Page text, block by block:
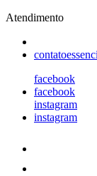
Atendimento
facebook
facebook
instagram
instagram